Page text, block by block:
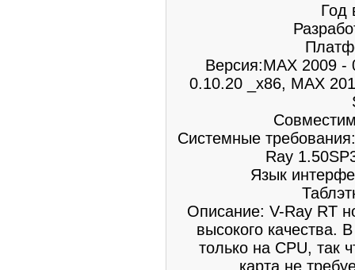
Год
Версия:MAX 2009 -
0.10.20 _x86, MAX
Системные
Ray
Язык
Описание: V-Ray RT
высокого качества.
только на CPU, так
карта не